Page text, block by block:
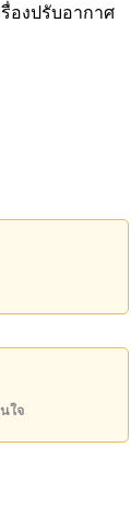
องปรับอากาศ
มส์, ซาวน่า
ละต้องวาง
ใจ